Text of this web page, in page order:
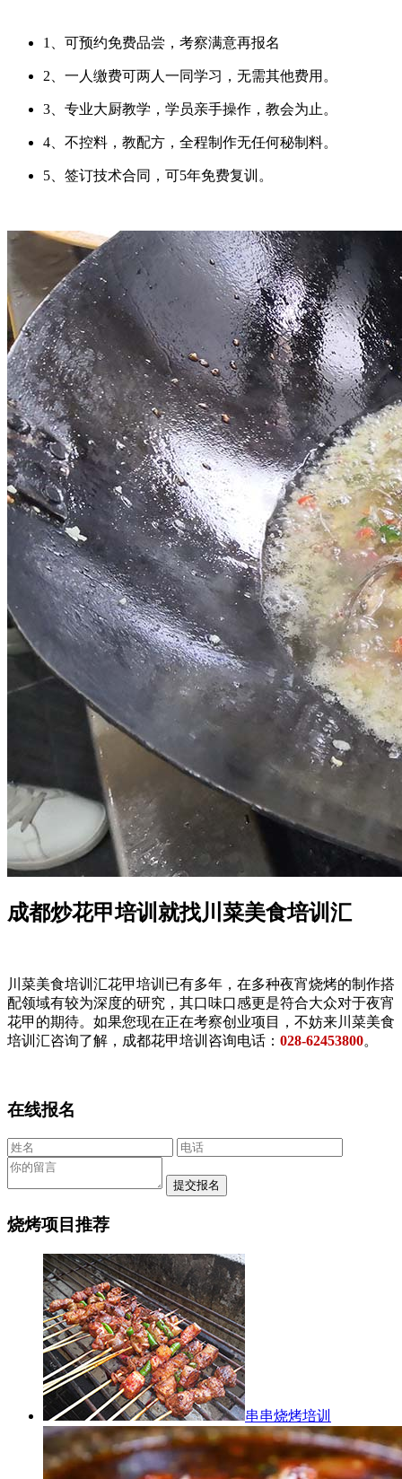
1、可预约免费品尝，考察满意再报名
2、一人缴费可两人一同学习，无需其他费用。
3、专业大厨教学，学员亲手操作，教会为止。
4、不控料，教配方，全程制作无任何秘制料。
5、签订技术合同，可5年免费复训。
成都炒花甲培训就找川菜美食培训汇
川菜美食培训汇花甲培训已有多年，在多种夜宵烧烤的制作搭
配领域有较为深度的研究，其口味口感更是符合大众对于夜宵
花甲的期待。如果您现在正在考察创业项目，不妨来川菜美食
培训汇咨询了解，成都花甲培训咨询电话： 028-62453800。
在线报名
烧烤项目推荐
串串烧烤培训